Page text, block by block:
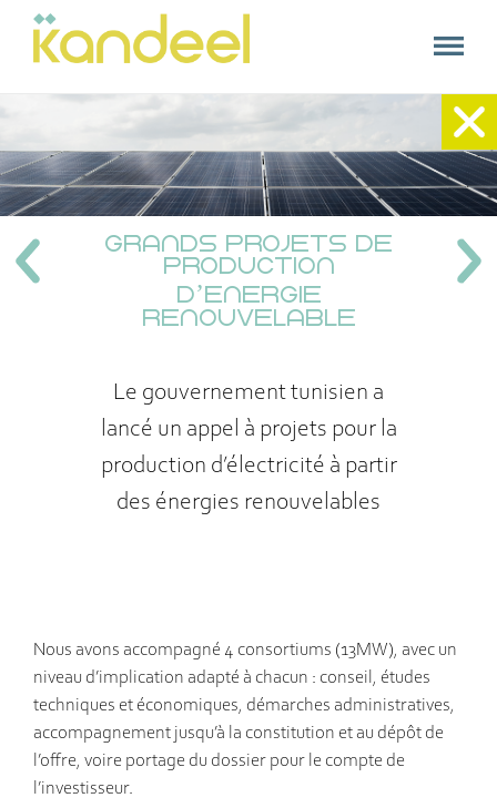
Accueil
+
Nos expertises
Nos références
A propos
GRANDS PROJETS DE
PRODUCTION
D’ENERGIE
RENOUVELABLE
Le gouvernement tunisien a
lancé un appel à projets pour la
production d’électricité à partir
des énergies renouvelables
Nous avons accompagné 4 consortiums (13MW), avec un
niveau d’implication adapté à chacun : conseil, études
techniques et économiques, démarches administratives,
accompagnement jusqu’à la constitution et au dépôt de
l’offre, voire portage du dossier pour le compte de
l’investisseur.